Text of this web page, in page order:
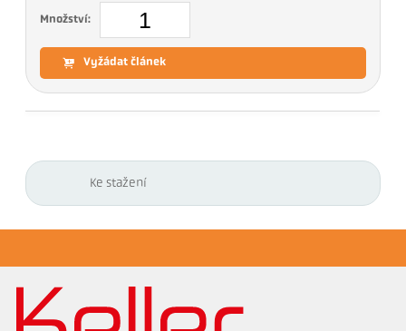
Množství:
Vyžádat článek
Ke stažení